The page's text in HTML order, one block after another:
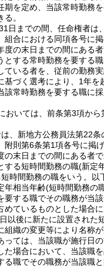
期を定め、当該常時勤務
。
日までの間、任命権者は
組合における同項各号に掲
度の末日までの間にある
とする常時勤務を要する
ている者を、従前の勤務
基づく選考により、1年を
該常時勤務を要する職に
おいては、前条第3項から
、新地方公務員法第22条
附則第6条第1項各号に掲
の末日までの間にある者
する短時間勤務の職(新定
時間勤務の職をいう。以
年相当年齢(短時間勤務の
要する職でその職務が当
めているものとした場合
以後に新たに設置された
組織の変更等により名称
っては、当該職が施行日
た場合において、当該職を
る職でその職務が当該職